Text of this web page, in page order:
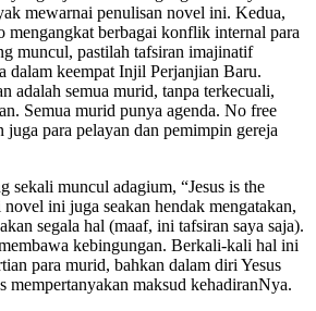
mewarnai penulisan novel ini. Kedua,
mengangkat berbagai konflik internal para
muncul, pastilah tafsiran imajinatif
dalam keempat Injil Perjanjian Baru.
adalah semua murid, tanpa terkecuali,
Semua murid punya agenda. No free
para pelayan dan pemimpin gereja
sekali muncul adagium, “Jesus is the
ini juga seakan hendak mengatakan,
segala hal (maaf, ini tafsiran saya saja).
kebingungan. Berkali-kali hal ini
para murid, bahkan dalam diri Yesus
mempertanyakan maksud kehadiranNya.